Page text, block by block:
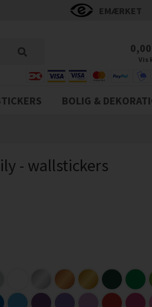
EMÆRKET
Vis
BOLIG &
- wallstickers